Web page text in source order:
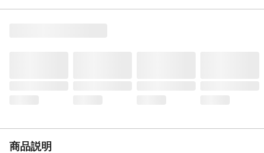
商品説明